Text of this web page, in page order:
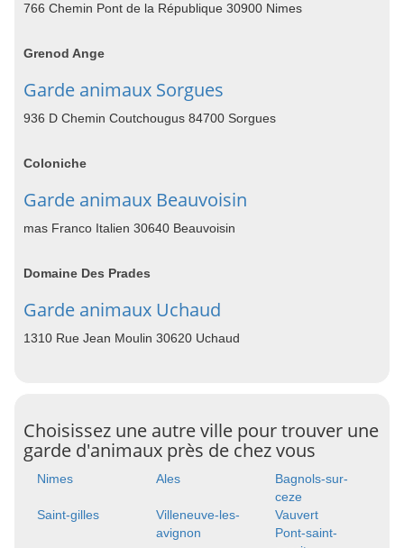
766 Chemin Pont de la République 30900 Nimes
Grenod Ange
Garde animaux Sorgues
936 D Chemin Coutchougus 84700 Sorgues
Coloniche
Garde animaux Beauvoisin
mas Franco Italien 30640 Beauvoisin
Domaine Des Prades
Garde animaux Uchaud
1310 Rue Jean Moulin 30620 Uchaud
Choisissez une autre ville pour trouver une
garde d'animaux près de chez vous
Nimes Ales
Bagnols-sur-
ceze
Saint-gilles
Villeneuve-les-
avignon
Vauvert
Pont-saint-